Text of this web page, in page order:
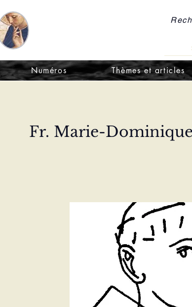
Numéros Thèmes et articles
Fr. Marie-